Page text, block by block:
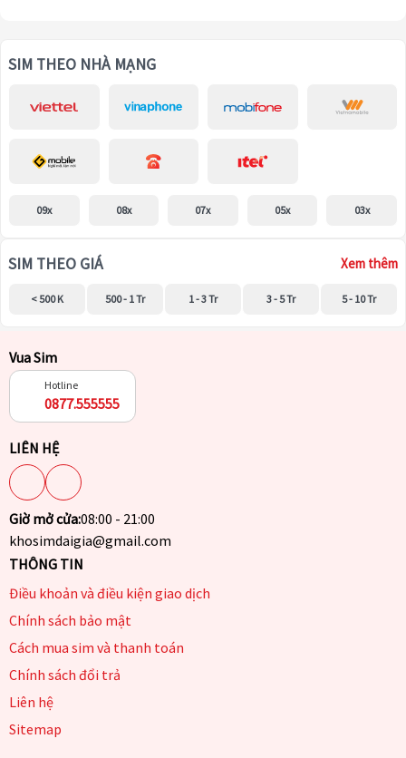
SIM THEO NHÀ MẠNG
09x 08x 07x 05x 03x
SIM THEO GIÁ Xem thêm
< 500 K 500 - 1 Tr 1 - 3 Tr 3 - 5 Tr 5 - 10 Tr
Vua Sim
Hotline
0877.555555
LIÊN HỆ
Giờ mở cửa:08:00 - 21:00
khosimdaigia@gmail.com
THÔNG TIN
Điều khoản và điều kiện giao dịch
Chính sách bảo mật
Cách mua sim và thanh toán
Chính sách đổi trả
Liên hệ
Sitemap